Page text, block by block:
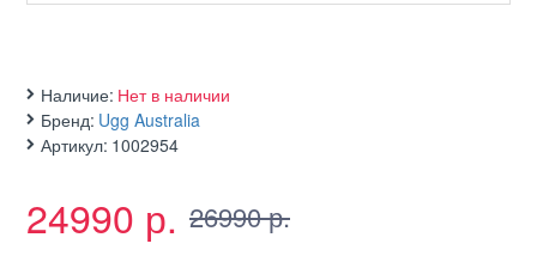
Наличие: Нет в наличии
Бренд: Ugg Australia
Артикул: 1002954
24990 р. 26990 р.